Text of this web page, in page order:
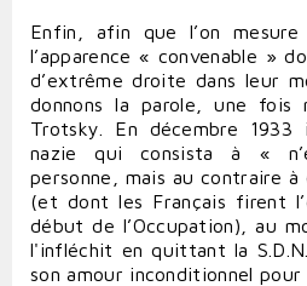
Enfin, afin que l’on
l’apparence « convenable »
d’extrême droite dans leur
donnons la parole, une fois
Trotsky. En décembre
nazie qui consista à «
personne, mais au contraire
(et dont les Français firent
début de l’Occupation), au
l'infléchit en quittant la
son amour inconditionnel pour